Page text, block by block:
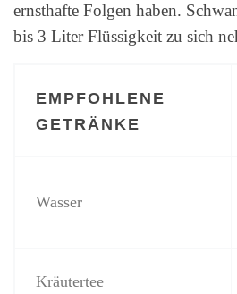
ernsthafte Folgen haben.
bis 3 Liter Flüssigkeit zu sich
EMPFOHLENE
GETRÄNKE
Wasser
Kräutertee